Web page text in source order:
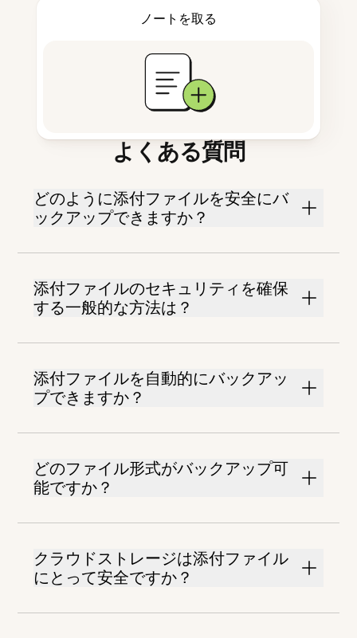
ノートを取る
よくある質問
どのように添付ファイルを安全にバ
ックアップできますか？
添付ファイルのセキュリティを確保
する一般的な方法は？
添付ファイルを自動的にバックアッ
プできますか？
どのファイル形式がバックアップ可
能ですか？
クラウドストレージは添付ファイル
にとって安全ですか？